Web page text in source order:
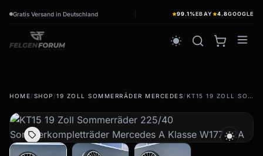
Gratis Versand in Deutschland 99.1%EBAY 4.8GOOGLE
wb_sunny
wb_sunny
Sommerräder & Felgen
Kompletträder - Sommer
HOME/ SHOP /19 ZOLL SOMMERRÄDER MERCEDES/ KT15 19 ZOLL SOMMERRÄDER 225/40 SOMMERKOMPLETTRÄDER MERCEDES A KLASSE W177 F2A
wb_sunny